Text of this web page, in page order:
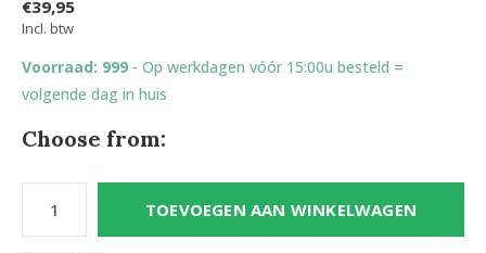
€39,95
Incl. btw
Voorraad: 999 - Op werkdagen vóór 15:00u besteld =
volgende dag in huis
Choose from:
TOEVOEGEN AAN WINKELWAGEN